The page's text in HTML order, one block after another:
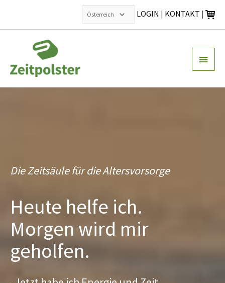
LOGIN | KONTAKT |
springen
Die Zeitsäule für die Altersvorsorge
Heute helfe ich.
Morgen wird mir
geholfen.